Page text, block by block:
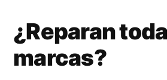
¿Reparan
marcas?